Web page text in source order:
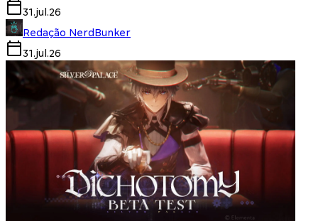
31.jul.26
Redação NerdBunker
31.jul.26